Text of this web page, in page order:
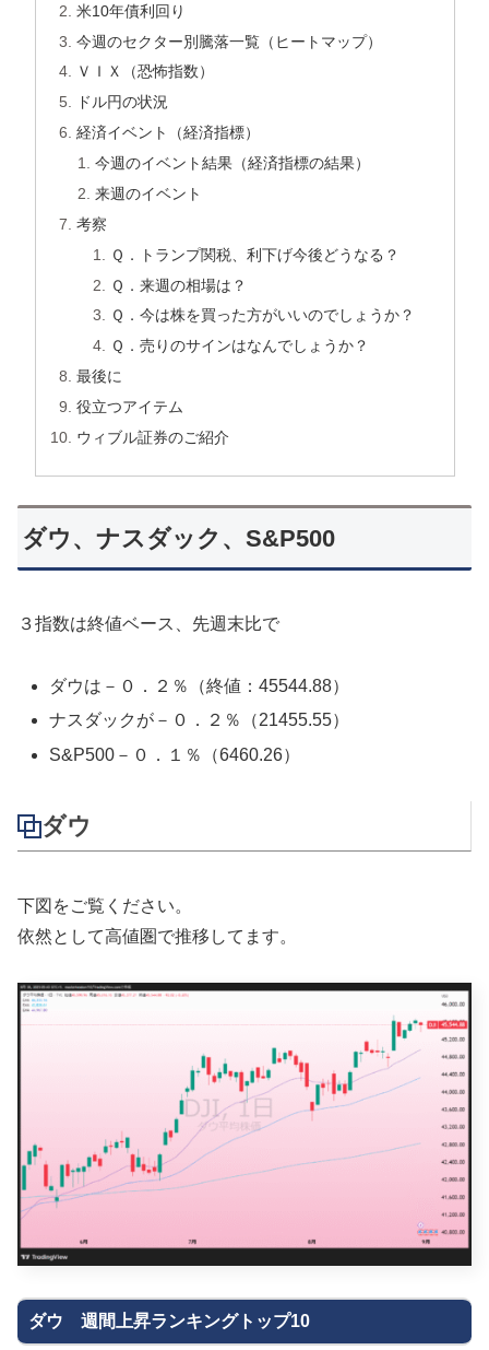
米10年債利回り
今週のセクター別騰落一覧（ヒートマップ）
ＶＩＸ（恐怖指数）
ドル円の状況
経済イベント（経済指標）
今週のイベント結果（経済指標の結果）
来週のイベント
考察
Ｑ．トランプ関税、利下げ今後どうなる？
Ｑ．来週の相場は？
Ｑ．今は株を買った方がいいのでしょうか？
Ｑ．売りのサインはなんでしょうか？
最後に
役立つアイテム
ウィブル証券のご紹介
ダウ、ナスダック、S&P500
３指数は終値ベース、先週末比で
ダウは－０．２％（終値：45544.88）
ナスダックが－０．２％（21455.55）
S&P500－０．１％（6460.26）
ダウ
下図をご覧ください。
依然として高値圏で推移してます。
ダウ 週間上昇ランキングトップ10